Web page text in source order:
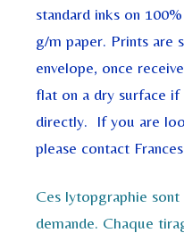
standard inks on
g/m paper. Prints are
envelope, once
flat on a dry surface
directly. If you are
please contact
Ces lytopgraphie
demande. Chaque